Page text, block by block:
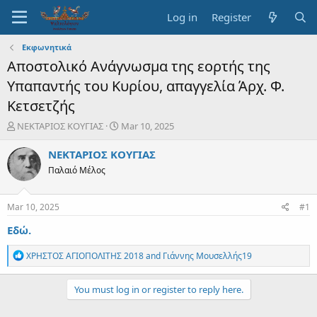
Log in Register
Εκφωνητικά
Αποστολικό Ανάγνωσμα της εορτής της
Υπαπαντής του Κυρίου, απαγγελία Άρχ. Φ.
Κετσετζής
T
r
e
a
t
a
t
e
r
ΝΕΚΤΑΡΙΟΣ ΚΟΥΓΙΑΣ
S
a
Mar 10, 2025
ΝΕΚΤΑΡΙΟΣ ΚΟΥΓΙΑΣ
Παλαιό Μέλος
Mar 10, 2025 #1
Εδώ.
R
e
a
ΧΡΗΣΤΟΣ ΑΓΙΟΠΟΛΙΤΗΣ 2018and Γιάννης Μουσελλής19
You must log in or register to reply here.